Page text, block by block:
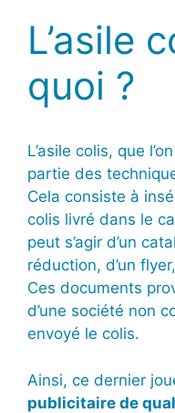
L’asile
quoi ?
L’asile colis, que
partie des
Cela consiste à
colis livré dans le
peut s’agir d’un
réduction, d’un
Ces documents
d’une société non
envoyé le colis.
Ainsi, ce dernier
publicitaire de